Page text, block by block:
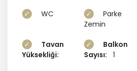
WC
Parke
Zemin
Tavan
Yüksekliği:
Balkon
Sayısı:
1